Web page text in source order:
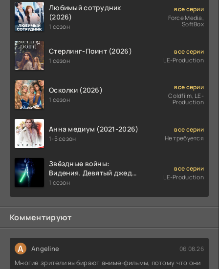
Любимый сотрудник
(2026)
1 сезон
все серии
Force Media,
SoftBox
Стерлинг-Поинт (2026)
1 сезон
все серии
LE-Production
Осколки (2026)
1 сезон
все серии
Coldfilm, LE-
Production
Анна медиум (2021-2026)
1-5 сезон
все серии
Не требуется
Звёздные войны:
Видения. Девятый джедай
(2026)
1 сезон
все серии
LE-Production
Комментируют
A Angeline 06.08.26
Многие зрители выбирают аниме-фильмы, потому что они